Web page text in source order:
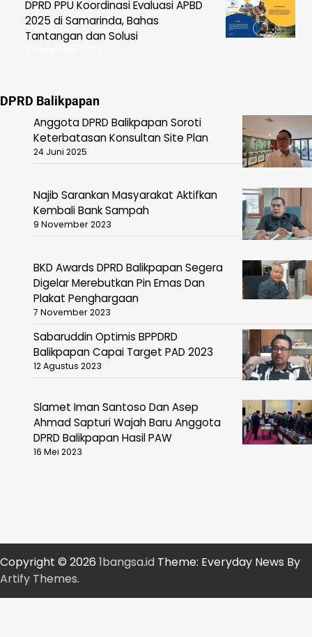
DPRD PPU Koordinasi Evaluasi APBD
2025 di Samarinda, Bahas
Tantangan dan Solusi
DPRD Balikpapan
Anggota DPRD Balikpapan Soroti
Keterbatasan Konsultan Site Plan
24 Juni 2025
Najib Sarankan Masyarakat Aktifkan
Kembali Bank Sampah
9 November 2023
BKD Awards DPRD Balikpapan Segera
Digelar Merebutkan Pin Emas Dan
Plakat Penghargaan
7 November 2023
Sabaruddin Optimis BPPDRD
Balikpapan Capai Target PAD 2023
12 Agustus 2023
Slamet Iman Santoso Dan Asep
Ahmad Sapturi Wajah Baru Anggota
DPRD Balikpapan Hasil PAW
16 Mei 2023
Copyright © 2026 1bangsa.id Theme: Everyday News By
Artify Themes.